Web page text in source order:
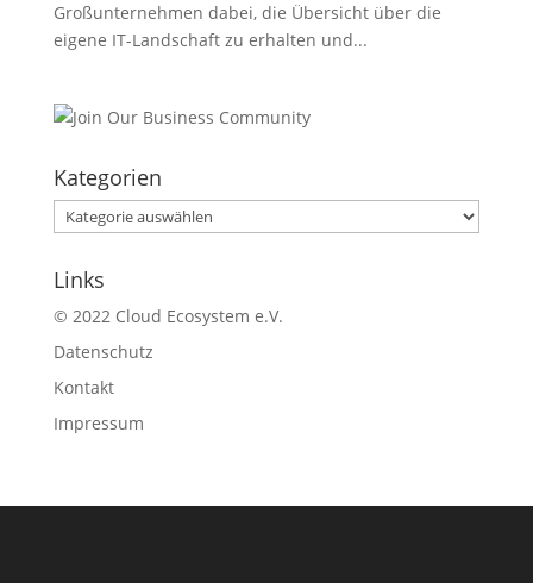
Großunternehmen dabei, die Übersicht über die
eigene IT-Landschaft zu erhalten und...
Kategorien
Kategorien
Links
© 2022 Cloud Ecosystem e.V.
Datenschutz
Kontakt
Impressum